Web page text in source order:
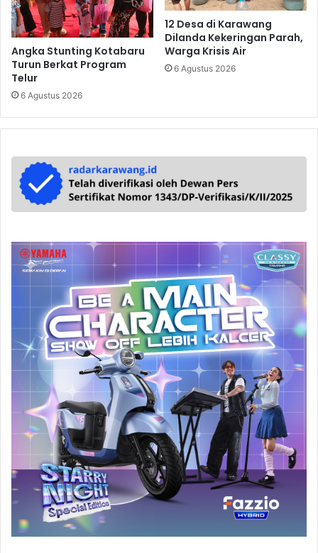
Angka Stunting Kotabaru
Turun Berkat Program
Telur
6 Agustus 2026
12 Desa di Karawang
Dilanda Kekeringan Parah,
Warga Krisis Air
6 Agustus 2026